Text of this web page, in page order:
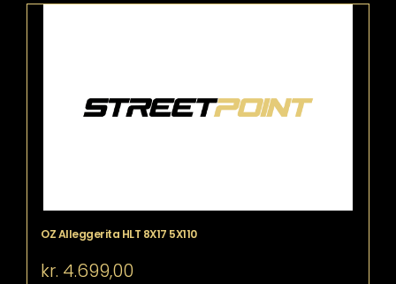
OZ Alleggerita HLT 8X17 5X110
kr. 4.699,00